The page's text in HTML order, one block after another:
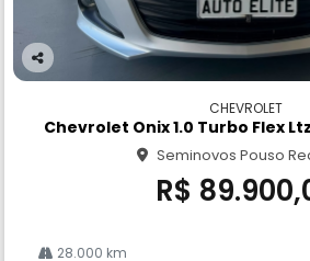
Co
rtil
CHEVROLET
Chevrolet Onix 1.0 Turbo Flex
Seminovos Pouso
R$
28.000 km